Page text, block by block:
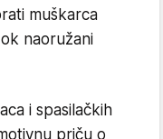
muškarca
naoružani
i spasilačkih
priču o